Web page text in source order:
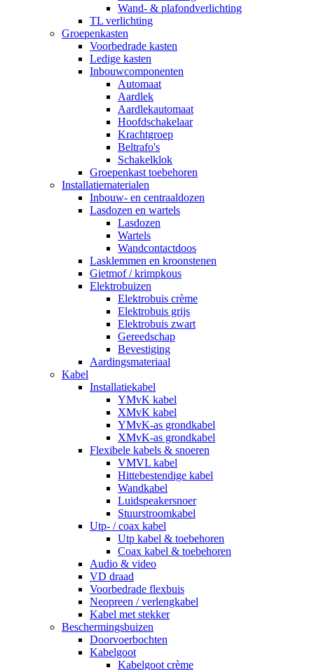
Wand- & plafondverlichting
TL verlichting
Groepenkasten
Voorbedrade kasten
Ledige kasten
Inbouwcomponenten
Automaat
Aardlek
Aardlekautomaat
Hoofdschakelaar
Krachtgroep
Beltrafo's
Schakelklok
Groepenkast toebehoren
Installatiematerialen
Inbouw- en centraaldozen
Lasdozen en wartels
Lasdozen
Wartels
Wandcontactdoos
Lasklemmen en kroonstenen
Gietmof / krimpkous
Elektrobuizen
Elektrobuis crème
Elektrobuis grijs
Elektrobuis zwart
Gereedschap
Bevestiging
Aardingsmateriaal
Kabel
Installatiekabel
YMvK kabel
XMvK kabel
YMvK-as grondkabel
XMvK-as grondkabel
Flexibele kabels & snoeren
VMVL kabel
Hittebestendige kabel
Wandkabel
Luidspeakersnoer
Stuurstroomkabel
Utp- / coax kabel
Utp kabel & toebehoren
Coax kabel & toebehoren
Audio & video
VD draad
Voorbedrade flexbuis
Neopreen / verlengkabel
Kabel met stekker
Beschermingsbuizen
Doorvoerbochten
Kabelgoot
Kabelgoot crème